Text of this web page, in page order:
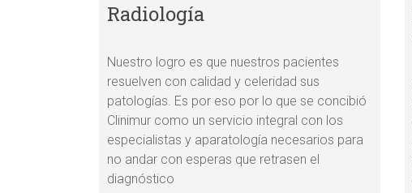
Radiología
Nuestro logro es que nuestros pacientes
resuelven con calidad y celeridad sus
patologías. Es por eso por lo que se concibió
Clinimur como un servicio integral con los
especialistas y aparatología necesarios para
no andar con esperas que retrasen el
diagnóstico